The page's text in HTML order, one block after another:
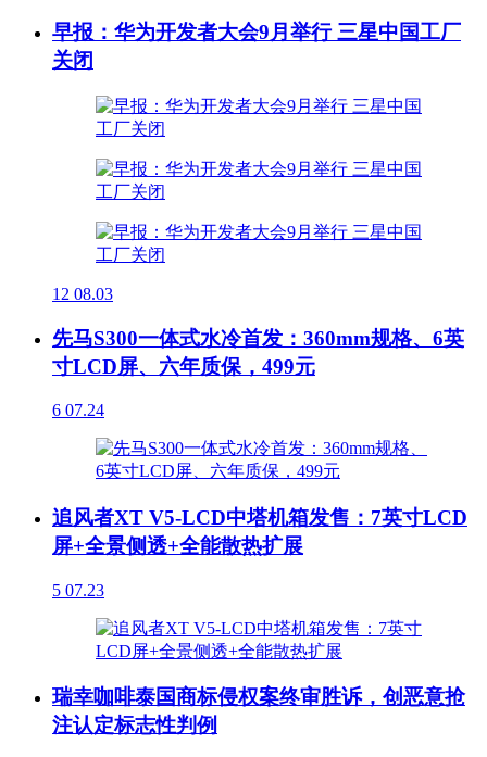
早报：华为开发者大会9月举行 三星中国工厂
关闭
12 08.03
先马S300一体式水冷首发：360mm规格、6英
寸LCD屏、六年质保，499元
6 07.24
追风者XT V5-LCD中塔机箱发售：7英寸LCD
屏+全景侧透+全能散热扩展
5 07.23
瑞幸咖啡泰国商标侵权案终审胜诉，创恶意抢
注认定标志性判例